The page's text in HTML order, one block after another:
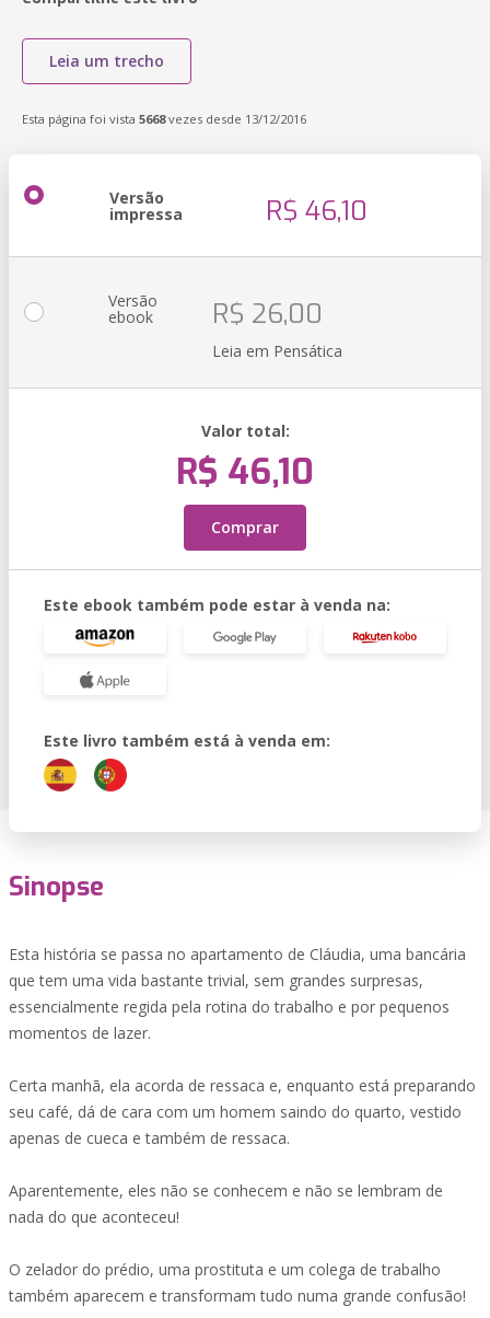
Leia um trecho
Esta página foi vista 5668vezes desde 13/12/2016
Versão
impressa R$ 46,10
Versão
ebook R$ 26,00
Leia em Pensática
Valor total:
R$ 46,10
Comprar
Este ebook também pode estar à venda na:
Este livro também está à venda em:
Sinopse
Esta história se passa no apartamento de Cláudia, uma bancária
que tem uma vida bastante trivial, sem grandes surpresas,
essencialmente regida pela rotina do trabalho e por pequenos
momentos de lazer.
Certa manhã, ela acorda de ressaca e, enquanto está preparando
seu café, dá de cara com um homem saindo do quarto, vestido
apenas de cueca e também de ressaca.
Aparentemente, eles não se conhecem e não se lembram de
nada do que aconteceu!
O zelador do prédio, uma prostituta e um colega de trabalho
também aparecem e transformam tudo numa grande confusão!